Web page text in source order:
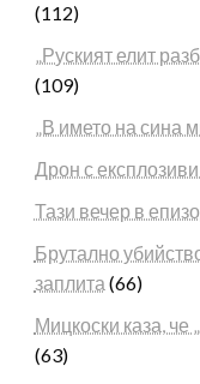
(112)
„Руският елит
(109)
„В името на сина
Дрон с
Тази вечер в
Брутално
заплита (66)
Мицкоски каза, че
(63)